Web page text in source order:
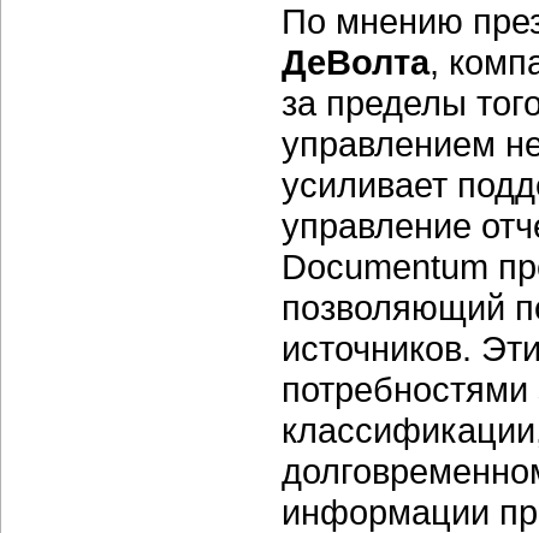
По мнению
ДеВолта,
за пределы
управлением
усиливает
управление
Documentum
позволяющий
источников.
информации